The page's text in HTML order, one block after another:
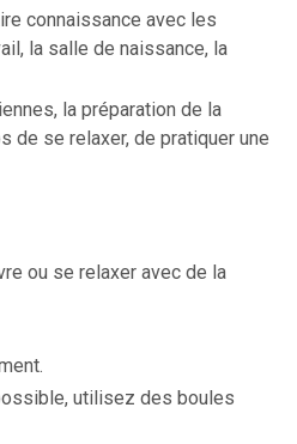
connaissance avec les
la salle de naissance, la
la préparation de la
de se relaxer, de pratiquer une
ou se relaxer avec de la
utilisez des boules